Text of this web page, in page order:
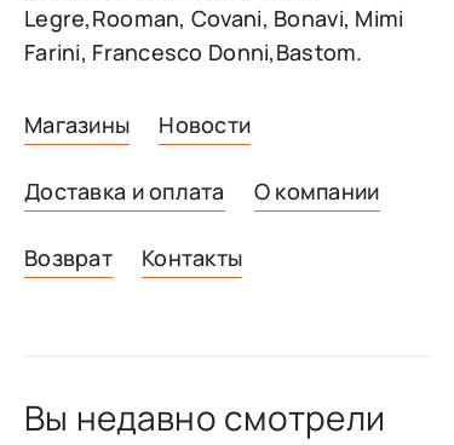
Магазины Новости
Доставка и оплата О компании
Возврат Контакты
Legre,Rooman, Covani, Bonavi, Mimi
Farini, Francesco Donni,Bastom.
Вы недавно смотрели